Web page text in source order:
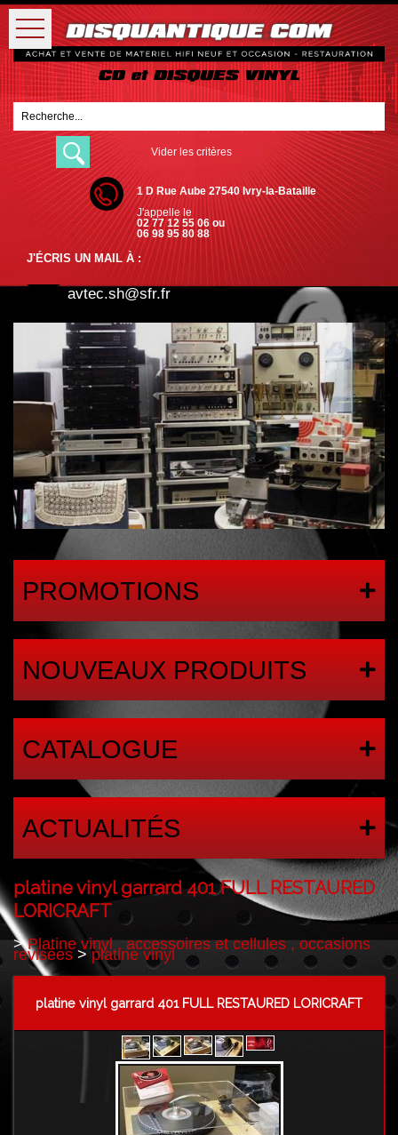
Vider les critères
1 D Rue Aube 27540 Ivry-la-Bataille
J'appelle le
02 77 12 55 06 ou
06 98 95 80 88
J'ÉCRIS UN MAIL À :
avtec.sh@sfr.fr
PROMOTIONS
NOUVEAUX PRODUITS
CATALOGUE
ACTUALITÉS
platine vinyl garrard 401 FULL RESTAURED
LORICRAFT
>Platine vinyl , accessoires et cellules , occasions
revisées>platine vinyl
platine vinyl garrard 401 FULL RESTAURED LORICRAFT